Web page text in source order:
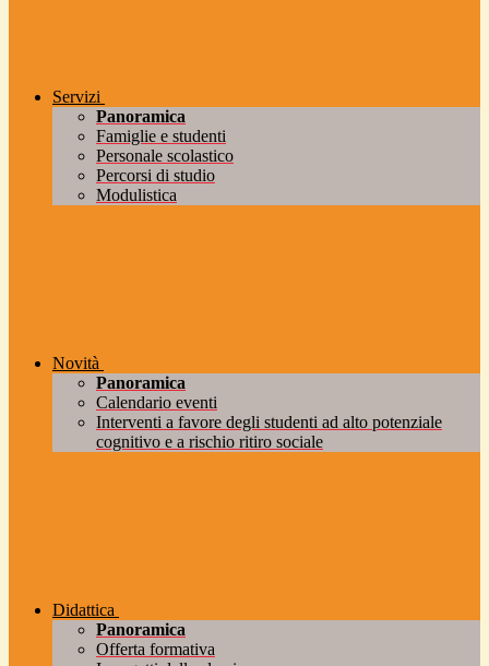
Servizi
Panoramica
Famiglie e studenti
Personale scolastico
Percorsi di studio
Modulistica
Novità
Panoramica
Calendario eventi
Interventi a favore degli studenti ad alto potenziale
cognitivo e a rischio ritiro sociale
Didattica
Panoramica
Offerta formativa